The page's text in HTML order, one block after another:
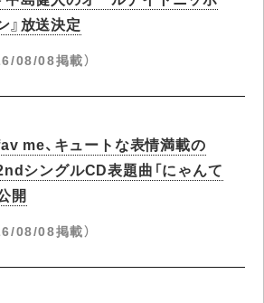
』放送決定
08/08掲載）
me、キュートな表情満載の
シングルCD表題曲「にゃんて
開
08/08掲載）